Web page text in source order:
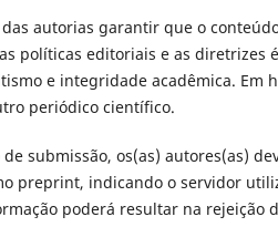
autorias garantir que o
políticas editoriais e as diretrizes
e integridade acadêmica. Em
periódico científico.
de submissão, os(as) autores(as)
preprint, indicando o servidor
poderá resultar na rejeição